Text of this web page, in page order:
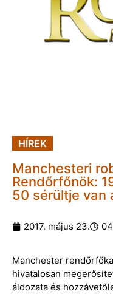
HÍREK
Manchesteri
Rendőrfőnök:
50 sérültje van
2017. május 23.
Manchester
hivatalosan
áldozata és